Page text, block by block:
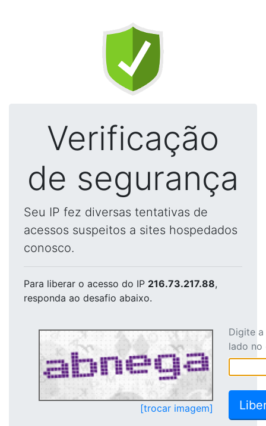
Verificação
de segurança
Seu IP fez diversas tentativas de
acessos suspeitos a sites hospedados
conosco.
Para liberar o acesso do IP 216.73.217.88,
responda ao desafio abaixo.
[trocar imagem]
Digite
lado no